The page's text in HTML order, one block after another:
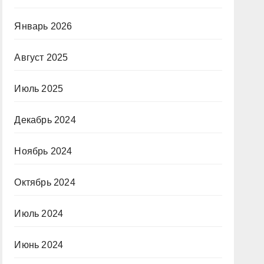
Январь 2026
Август 2025
Июль 2025
Декабрь 2024
Ноябрь 2024
Октябрь 2024
Июль 2024
Июнь 2024